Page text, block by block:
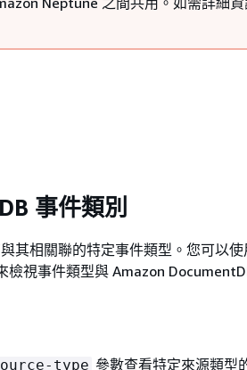
事件類別
其相關聯的特定事件類型。您可以使
檢視事件類型與 Amazon
type 參數查看特定來源類型